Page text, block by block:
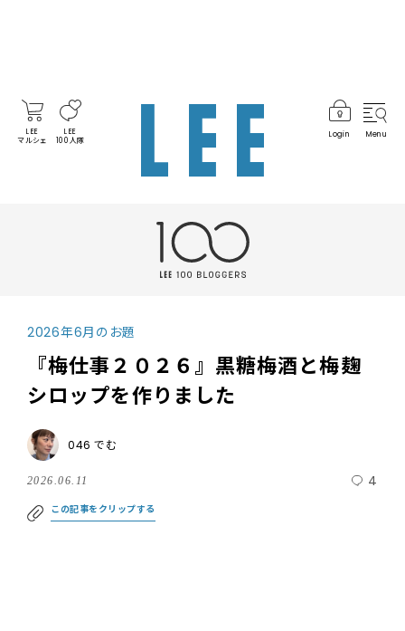
LEE
マルシェ
LEE
100人隊
Login Menu
2026年6月のお題
『梅仕事２０２６』黒糖梅酒と梅麹
シロップを作りました
046 でむ
2026.06.11 4
この記事をクリップする